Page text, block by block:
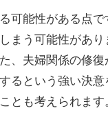
可能性がある点
まう可能性があ
、夫婦関係の修
るという強い決
とも考えられま